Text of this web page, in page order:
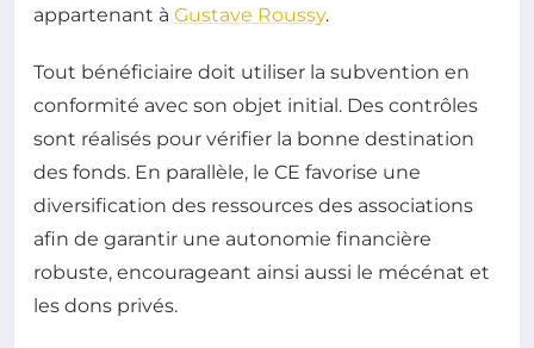
appartenant à Gustave Roussy.
Tout bénéficiaire doit utiliser la subvention en
conformité avec son objet initial. Des contrôles
sont réalisés pour vérifier la bonne destination
des fonds. En parallèle, le CE favorise une
diversification des ressources des associations
afin de garantir une autonomie financière
robuste, encourageant ainsi aussi le mécénat et
les dons privés.